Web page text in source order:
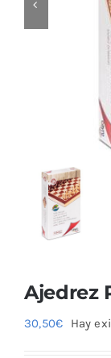
Blog
Ajedrez
30,50€ Hay